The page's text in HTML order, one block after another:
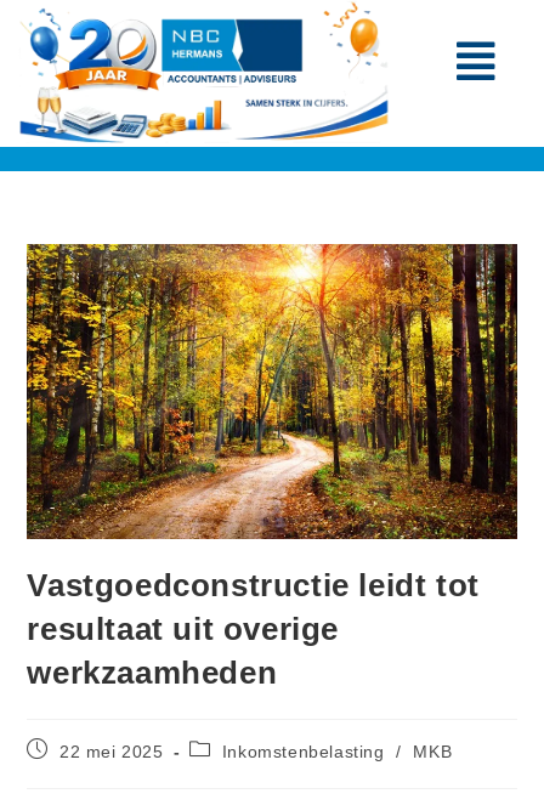
Vastgoedconstructie leidt tot
resultaat uit overige
werkzaamheden
22 mei 2025 Inkomstenbelasting / MKB